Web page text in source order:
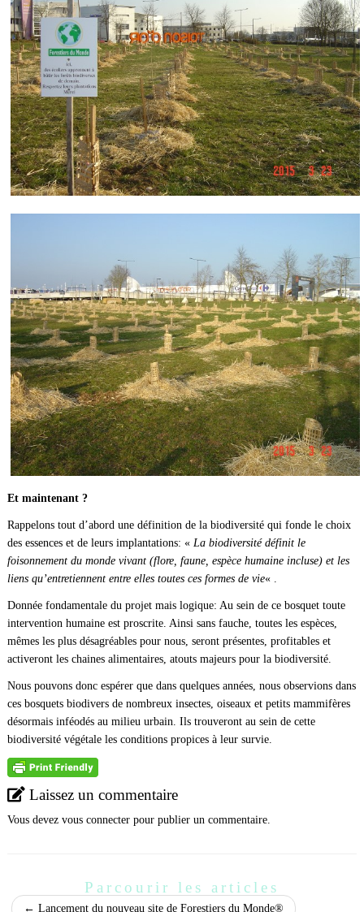
Et maintenant ?
Rappelons tout d’abord une définition de la biodiversité qui fonde le choix
des essences et de leurs implantations: « La biodiversité définit le
foisonnement du monde vivant (flore, faune, espèce humaine incluse) et les
liens qu’entretiennent entre elles toutes ces formes de vie« .
Donnée fondamentale du projet mais logique: Au sein de ce bosquet toute
intervention humaine est proscrite. Ainsi sans fauche, toutes les espèces,
mêmes les plus désagréables pour nous, seront présentes, profitables et
activeront les chaines alimentaires, atouts majeurs pour la biodiversité.
Nous pouvons donc espérer que dans quelques années, nous observions dans
ces bosquets biodivers de nombreux insectes, oiseaux et petits mammifères
désormais inféodés au milieu urbain. Ils trouveront au sein de cette
biodiversité végétale les conditions propices à leur survie.
Laissez un commentaire
Vous devez vous connecterpour publier un commentaire.
Parcourir les articles
← Lancement du nouveau site de Forestiers du Monde®